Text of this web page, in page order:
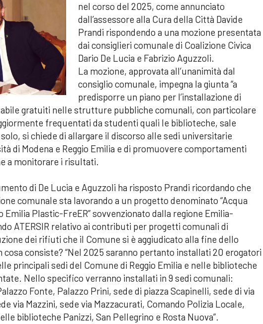
nel corso del 2025, come annunciato
dall’assessore alla Cura della Città Davide
Prandi rispondendo a una mozione presentata
dai consiglieri comunale di Coalizione Civica
Dario De Lucia e Fabrizio Aguzzoli.
La mozione, approvata all’unanimità dal
consiglio comunale, impegna la giunta “a
predisporre un piano per l’installazione di
gratuiti nelle strutture pubbliche comunali, con particolare
frequentati da studenti quali le biblioteche, sale
si chiede di allargare il discorso alle sedi universitarie
di Modena e Reggio Emilia e di promuovere comportamenti
a monitorare i risultati.
di De Lucia e Aguzzoli ha risposto Prandi ricordando che
comunale sta lavorando a un progetto denominato “Acqua
Emilia Plastic-FreER” sovvenzionato dalla regione Emilia-
ATERSIR relativo ai contributi per progetti comunali di
dei rifiuti che il Comune si è aggiudicato alla fine dello
cosa consiste? “Nel 2025 saranno pertanto installati 20 erogatori
principali sedi del Comune di Reggio Emilia e nelle biblioteche
Nello specifico verranno installati in 9 sedi comunali:
Fonte, Palazzo Prini, sede di piazza Scapinelli, sede di via
via Mazzini, sede via Mazzacurati, Comando Polizia Locale,
biblioteche Panizzi, San Pellegrino e Rosta Nuova”.